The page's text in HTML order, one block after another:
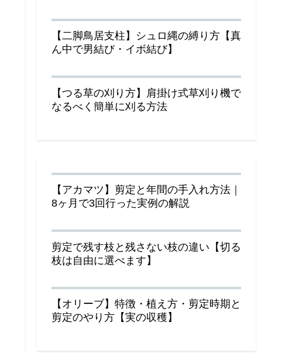
【二脚鳥居支柱】シュロ縄の縛り方【真
ん中で男結び・イボ結び】
【つる草の刈り方】肩掛け式草刈り機で
なるべく簡単に刈る方法
【アカマツ】剪定と年間の手入れ方法｜
8ヶ月で3回行った実例の解説
剪定で残す枝と残さない枝の違い【切る
枝は自由に選べます】
【オリーブ】特徴・植え方・剪定時期と
剪定のやり方【実の収穫】